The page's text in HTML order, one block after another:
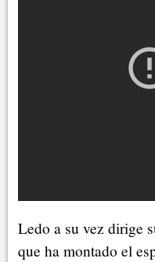
Ledo a su vez dirige
que ha montado el